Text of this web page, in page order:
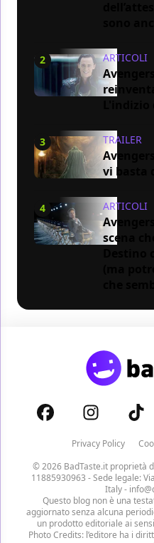
2 ARTICOLI
3 TRAILER
vi basta
4 ARTICOLI
scena
Privacy Policy
© 2026 BadTaste.it proprietà
11885930963 - Sede legale:
Italy -
Questo blog non è una
aggiornato senza alcuna
un prodotto editoriale ai
Photo Credits: l’editore ha i